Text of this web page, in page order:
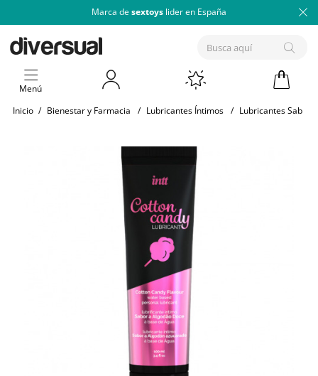
Marca de sextoys lider en España
Menú
Inicio / Bienestar y Farmacia / Lubricantes Íntimos / Lubricantes